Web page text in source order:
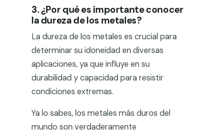
3. ¿Por qué es importante conocer
la dureza de los metales?
La dureza de los metales es crucial para
determinar su idoneidad en diversas
aplicaciones, ya que influye en su
durabilidad y capacidad para resistir
condiciones extremas.
Ya lo sabes, los metales más duros del
mundo son verdaderamente